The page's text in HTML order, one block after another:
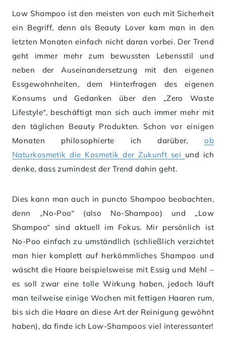
Low Shampoo ist den meisten von euch mit Sicherheit
ein Begriff, denn als Beauty Lover kam man in den
letzten Monaten einfach nicht daran vorbei. Der Trend
geht immer mehr zum bewussten Lebensstil und
neben der Auseinandersetzung mit den eigenen
Essgewohnheiten, dem Hinterfragen des eigenen
Konsums und Gedanken über den „Zero Waste
Lifestyle“, beschäftigt man sich auch immer mehr mit
den täglichen Beauty Produkten. Schon vor einigen
Monaten philosophierte ich darüber,ob
Naturkosmetik die Kosmetik der Zukunft sei und ich
denke, dass zumindest der Trend dahin geht.
Dies kann man auch in puncto Shampoo beobachten,
denn „No-Poo“ (also No-Shampoo) und „Low
Shampoo“ sind aktuell im Fokus. Mir persönlich ist
No-Poo einfach zu umständlich (schließlich verzichtet
man hier komplett auf herkömmliches Shampoo und
wäscht die Haare beispielsweise mit Essig und Mehl –
es soll zwar eine tolle Wirkung haben, jedoch läuft
man teilweise einige Wochen mit fettigen Haaren rum,
bis sich die Haare an diese Art der Reinigung gewöhnt
haben), da finde ich Low-Shampoos viel interessanter!